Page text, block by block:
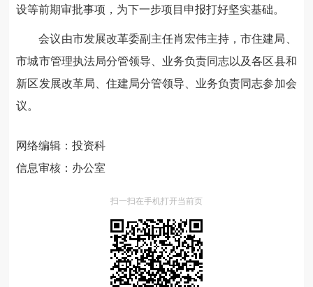
设等前期审批事项，为下一步项目申报打好坚实基础。
会议由市发展改革委副主任肖宏伟主持，市住建局、
市城市管理执法局分管领导、业务负责同志以及各区县和
新区发展改革局、住建局分管领导、业务负责同志参加会
议。
网络编辑：投资科
信息审核：办公室
扫一扫在手机打开当前页